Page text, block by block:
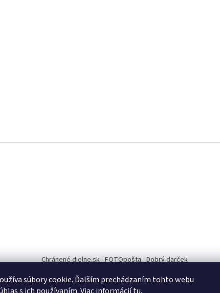
súbory cookie. Ďalším prechádzaním tohto webu
Chránené dielne.sk FOTOpošta Dobrý darček
INFO